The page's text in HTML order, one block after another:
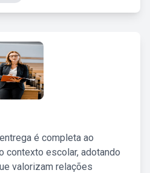
é completa ao
contexto escolar, adotando
valorizam relações